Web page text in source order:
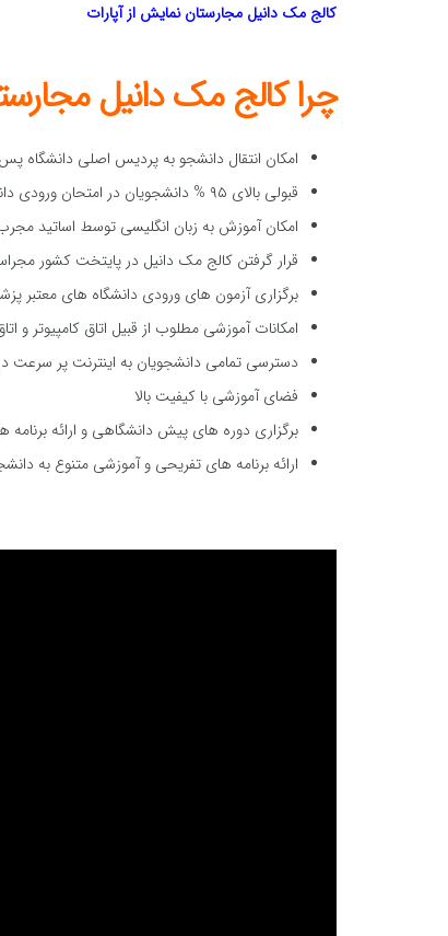
کالج مک دانیل مجارستاننمایش از آپارات
چرا کالج مک دانیل
امکان انتقال دانشجو به پردیس اصلی دانشگاه پس از ۲ سال
قبولی بالای ۹۵ % دانشجویان در امتحان ورودی دانشگاه های معتبر
امکان آموزش به زبان انگلیسی توسط اساتید مجرب و
قرار گرفتن کالج مک دانیل در پایتخت کشور
برگزاری آزمون های ورودی دانشگاه های معتبر
امکانات آموزشی مطلوب از قبیل اتاق کامپیوتر و
دسترسی تمامی دانشجویان به اینترنت پر سرعت
فضای آموزشی با کیفیت بالا
برگزاری دوره های پیش دانشگاهی و ارائه
ارائه برنامه های تفریحی و آموزشی متنوع به